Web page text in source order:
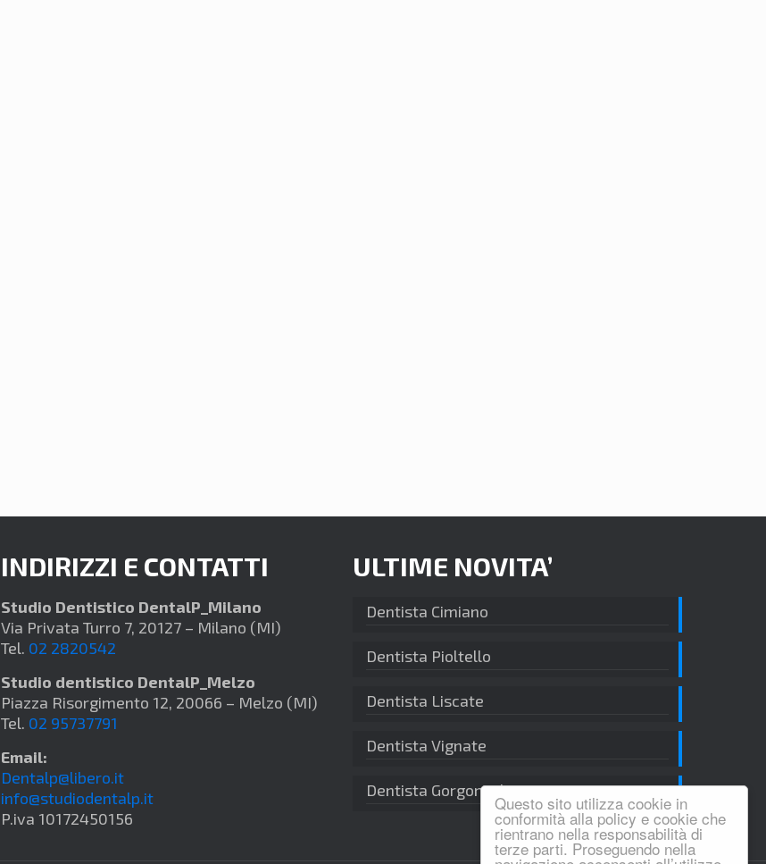
Questo sito utilizza cookie in
conformità alla policy e cookie che
rientrano nella responsabilità di
terze parti. Proseguendo nella
INDIRIZZI E CONTATTI
Studio Dentistico DentalP_Milano
Via Privata Turro 7, 20127 – Milano (MI)
Tel. 02 2820542
Studio dentistico DentalP_Melzo
Piazza Risorgimento 12, 20066 – Melzo (MI)
Tel. 02 95737791
Email:
Dentalp@libero.it
info@studiodentalp.it
P.iva 10172450156
ULTIME NOVITA’
Dentista Cimiano
Dentista Pioltello
Dentista Liscate
Dentista Vignate
Dentista Gorgonzola